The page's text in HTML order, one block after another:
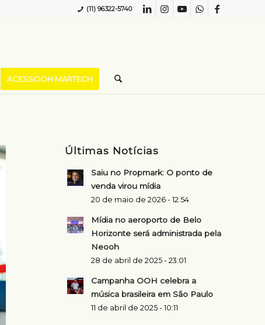
(11) 96322-5740
ACESSOOH MARTECH
Últimas Notícias
Saiu no Propmark: O ponto de
venda virou mídia
20 de maio de 2026 - 12:54
Mídia no aeroporto de Belo
Horizonte será administrada pela
Neooh
28 de abril de 2025 - 23:01
Campanha OOH celebra a
música brasileira em São Paulo
11 de abril de 2025 - 10:11